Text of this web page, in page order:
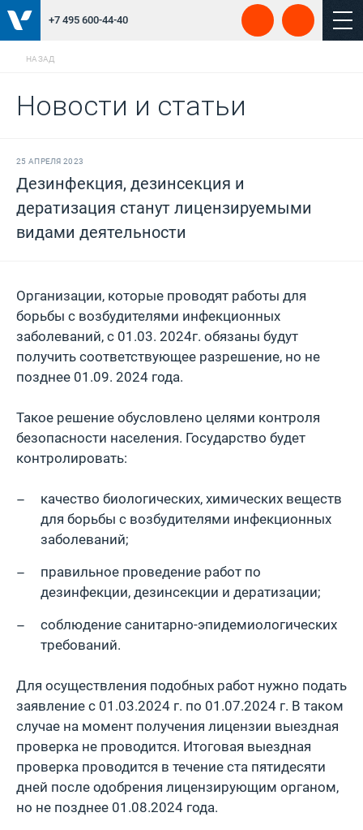
+7 495 600-44-40
НАЗАД
Новости и статьи
25 АПРЕЛЯ 2023
Дезинфекция, дезинсекция и
дератизация станут лицензируемыми
видами деятельности
Организации, которые проводят работы для
борьбы с возбудителями инфекционных
заболеваний, с 01.03. 2024г. обязаны будут
получить соответствующее разрешение, но не
позднее 01.09. 2024 года.
Такое решение обусловлено целями контроля
безопасности населения. Государство будет
контролировать:
качество биологических, химических веществ
для борьбы с возбудителями инфекционных
заболеваний;
правильное проведение работ по
дезинфекции, дезинсекции и дератизации;
соблюдение санитарно-эпидемиологических
требований.
Для осуществления подобных работ нужно подать
заявление с 01.03.2024 г. по 01.07.2024 г. В таком
случае на момент получения лицензии выездная
проверка не проводится. Итоговая выездная
проверка проводится в течение ста пятидесяти
дней после одобрения лицензирующим органом,
но не позднее 01.08.2024 года.